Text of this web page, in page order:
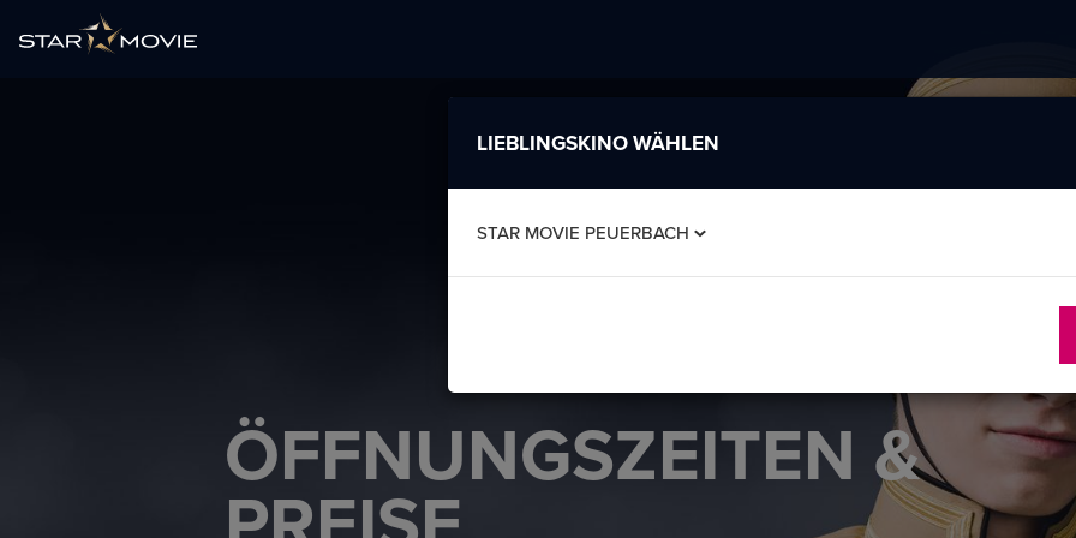
ÖFFNUNGSZEITEN &
LIEBLINGSKINO WÄHLEN
STAR MOVIE PEUERBACH